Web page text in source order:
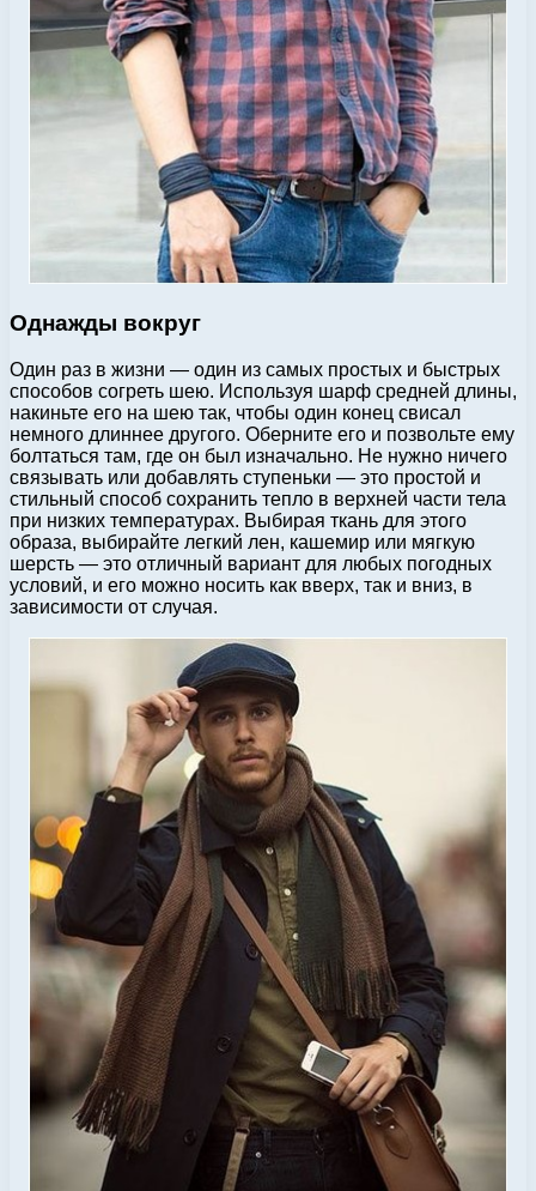
Однажды вокруг
Один раз в жизни — один из самых простых и быстрых
способов согреть шею. Используя шарф средней длины,
накиньте его на шею так, чтобы один конец свисал
немного длиннее другого. Оберните его и позвольте ему
болтаться там, где он был изначально. Не нужно ничего
связывать или добавлять ступеньки — это простой и
стильный способ сохранить тепло в верхней части тела
при низких температурах. Выбирая ткань для этого
образа, выбирайте легкий лен, кашемир или мягкую
шерсть — это отличный вариант для любых погодных
условий, и его можно носить как вверх, так и вниз, в
зависимости от случая.